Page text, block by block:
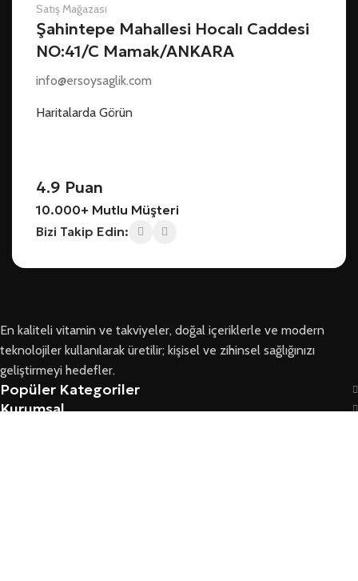
Satış Mağazası
Şahintepe Mahallesi Hocalı Caddesi
NO:41/C Mamak/ANKARA
info@ersoysaglik.com
Haritalarda Görün
4.9 Puan
10.000+ Mutlu Müşteri
Bizi Takip Edin:
En kaliteli vitamin ve takviyeler, doğal içeriklerle ve modern
teknolojiler kullanılarak üretilir; kişisel ve zihinsel sağlığınızı
geliştirmeyi hedefler.
Popüler Kategoriler
Kurumsal